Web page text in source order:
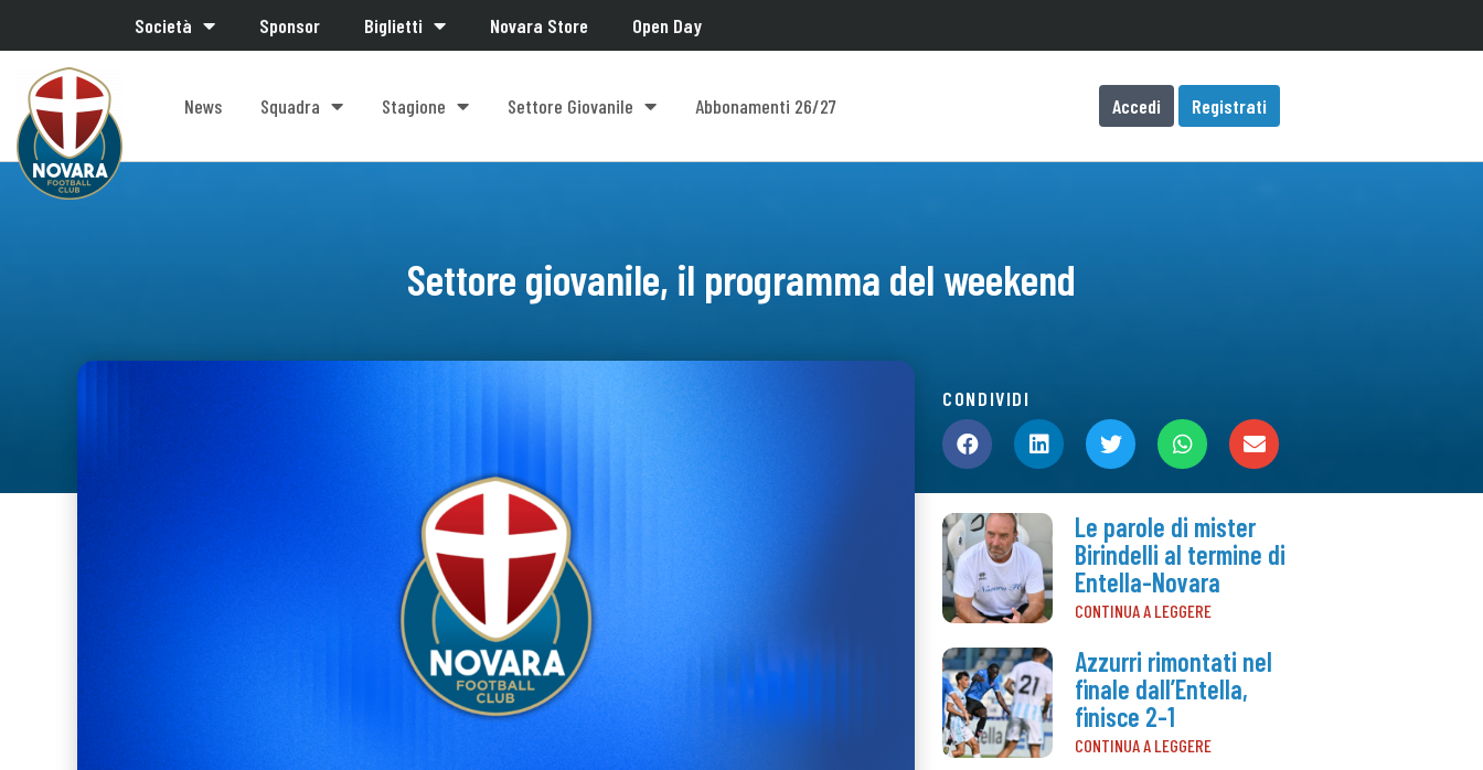
Società Sponsor Biglietti Novara Store Open Day
News Squadra Stagione Settore Giovanile Abbonamenti 26/27 Accedi Registrati
Settore giovanile, il programma del weekend
CONDIVIDI
Le parole di mister
Birindelli al termine di
Entella-Novara
CONTINUA A LEGGERE
Azzurri rimontati nel
finale dall’Entella,
finisce 2-1
CONTINUA A LEGGERE